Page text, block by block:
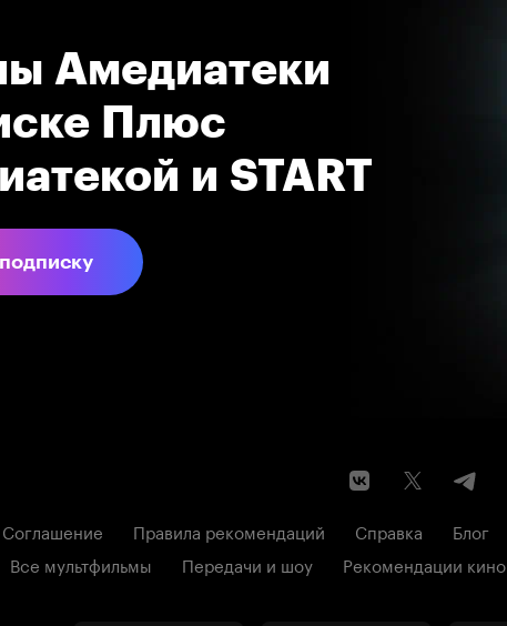
Амедиатеки
Плюс
и START
Соглашение Правила рекомендаций Справка Блог
Все мультфильмы
Передачи и шоу Рекомендации кино